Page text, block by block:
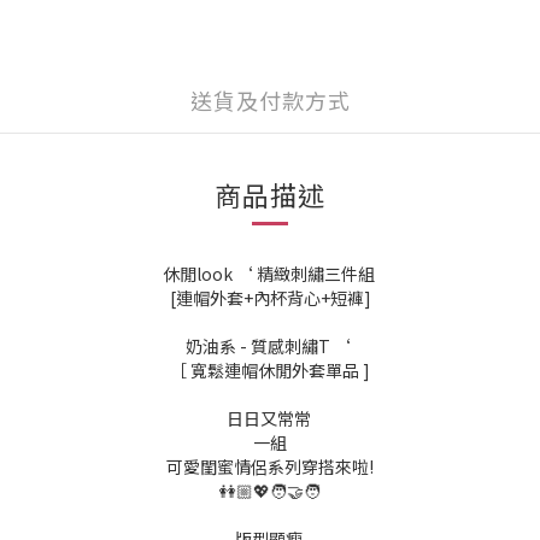
送貨及付款方式
商品描述
休閒look ‘ 精緻刺繡三件組
[連帽外套+內杯背心+短褲]
奶油系 - 質感刺繡T ‘
［ 寬鬆連帽休閒外套單品 ]
日日又常常
一組
可愛閨蜜情侶系列穿搭來啦!
👭🏼💖🧑‍🤝‍🧑